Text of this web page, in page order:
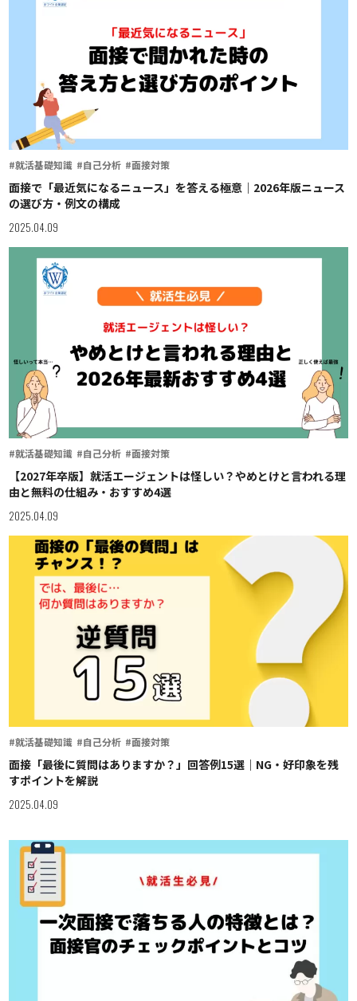
#就活基礎知識 #自己分析 #面接対策
面接で「最近気になるニュース」を答える極意｜2026年版ニュース
の選び方・例文の構成
2025.04.09
#就活基礎知識 #自己分析 #面接対策
【2027年卒版】就活エージェントは怪しい？やめとけと言われる理
由と無料の仕組み・おすすめ4選
2025.04.09
#就活基礎知識 #自己分析 #面接対策
面接「最後に質問はありますか？」回答例15選｜NG・好印象を残
すポイントを解説
2025.04.09